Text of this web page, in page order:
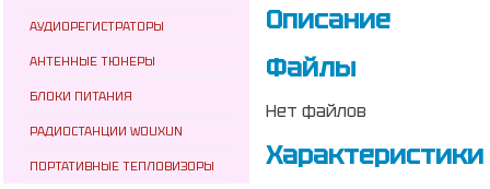
АУДИОРЕГИСТРАТОРЫ
АНТЕННЫЕ ТЮНЕРЫ
БЛОКИ ПИТАНИЯ
РАДИОСТАНЦИИ WOUXUN
ПОРТАТИВНЫЕ ТЕПЛОВИЗОРЫ
Описание
Файлы
Нет файлов
Характеристики